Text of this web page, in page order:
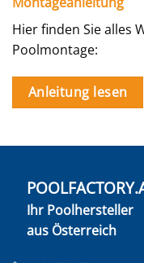
Hier finden Sie alles
Poolmontage:
Anleitung lesen
Ihr Poolhersteller
aus Österreich